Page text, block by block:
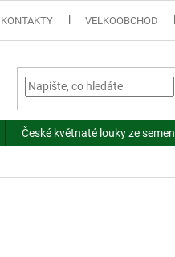
KONTAKTY VELKOOBCHOD
České květnaté louky ze semen